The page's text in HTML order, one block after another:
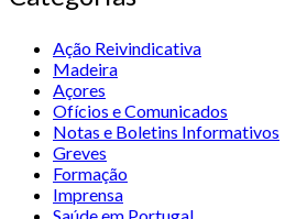
Ação Reivindicativa
Madeira
Açores
Ofícios e Comunicados
Notas e Boletins Informativos
Greves
Formação
Imprensa
Saúde em Portugal